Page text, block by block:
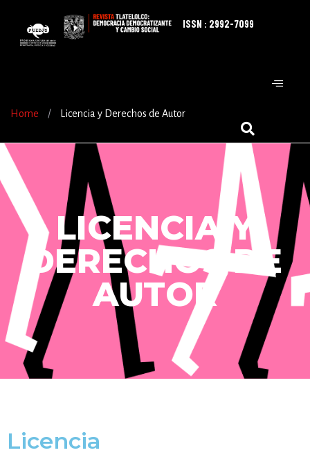
ISSN : 2992-7099
Home / Licencia y Derechos de Autor
LICENCIA Y
DERECHOS DE
AUTOR
Licencia